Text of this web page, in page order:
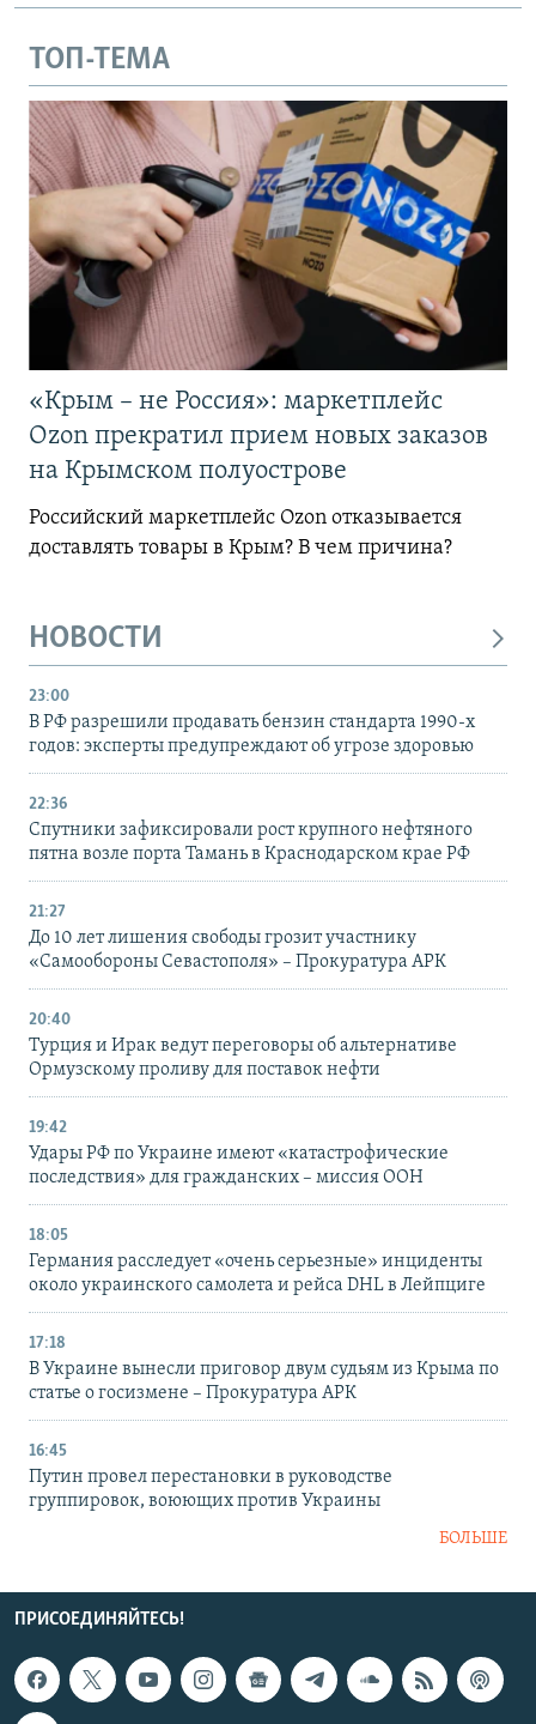
ТОП-ТЕМА
«Крым – не Россия»: маркетплейс
Ozon прекратил прием новых заказов
на Крымском полуострове
Российский маркетплейс Ozon отказывается
доставлять товары в Крым? В чем причина?
НОВОСТИ
23:00
В РФ разрешили продавать бензин стандарта 1990-х
годов: эксперты предупреждают об угрозе здоровью
22:36
Спутники зафиксировали рост крупного нефтяного
пятна возле порта Тамань в Краснодарском крае РФ
21:27
До 10 лет лишения свободы грозит участнику
«Самообороны Севастополя» – Прокуратура АРК
20:40
Турция и Ирак ведут переговоры об альтернативе
Ормузскому проливу для поставок нефти
19:42
Удары РФ по Украине имеют «катастрофические
последствия» для гражданских – миссия ООН
18:05
Германия расследует «очень серьезные» инциденты
около украинского самолета и рейса DHL в Лейпциге
17:18
В Украине вынесли приговор двум судьям из Крыма по
статье о госизмене – Прокуратура АРК
16:45
Путин провел перестановки в руководстве
группировок, воюющих против Украины
БОЛЬШЕ
ПРИСОЕДИНЯЙТЕСЬ!